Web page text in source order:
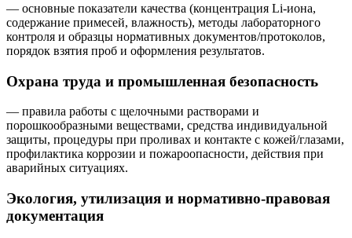
— основные показатели качества (концентрация Li‑иона,
содержание примесей, влажность), методы лабораторного
контроля и образцы нормативных документов/протоколов,
порядок взятия проб и оформления результатов.
Охрана труда и промышленная безопасность
— правила работы с щелочными растворами и
порошкообразными веществами, средства индивидуальной
защиты, процедуры при проливах и контакте с кожей/глазами,
профилактика коррозии и пожароопасности, действия при
аварийных ситуациях.
Экология, утилизация и нормативно‑правовая
документация